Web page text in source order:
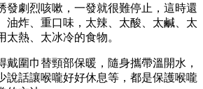
發劇烈咳嗽，一發就很難停止，這時還
油炸、重口味，太辣、太酸、太鹹、太
熱、太冰冷的食物。
戴圍巾替頸部保暖，隨身攜帶溫開水，
說話讓喉嚨好好休息等，都是保護喉嚨